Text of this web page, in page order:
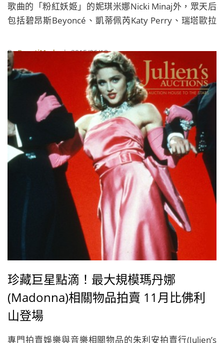
歌曲的「粉紅妖姬」的妮琪米娜Nicki Minaj外，眾天后
包括碧昂斯Beyoncé、凱蒂佩芮Katy Perry、瑞塔歐拉
特Kanye West等人皆加入演出陣容，超霸氣又豪華的名
單一字排開，簡直讓粉絲們又驚又喜！
ByBeautiMode| 2015/06/18
珍藏巨星點滴！最大規模瑪丹娜
(Madonna)相關物品拍賣 11月比佛利
山登場
專門拍賣娛樂與音樂相關物品的朱利安拍賣行(Julien’s